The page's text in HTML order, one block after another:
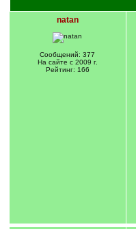
natan
Сообщений: 377
На сайте с 2009 г.
Рейтинг: 166